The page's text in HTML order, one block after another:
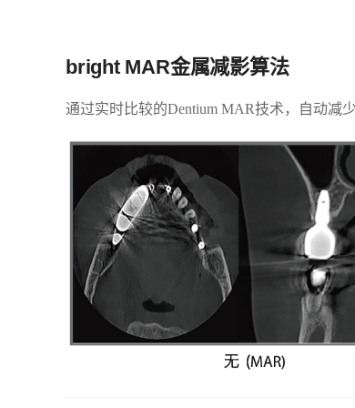
bright MAR金属减影算法
通过实时比较的Dentium MAR技术，自动减